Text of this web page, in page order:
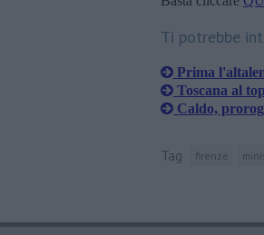
Ti potrebbe
Prima
Toscana al
Caldo,
Tag firenze